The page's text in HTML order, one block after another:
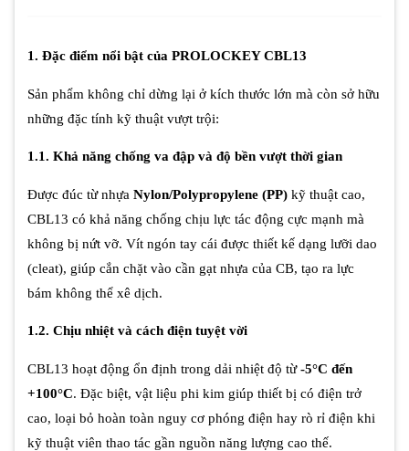
1. Đặc điểm nổi bật của PROLOCKEY CBL13
Sản phẩm không chỉ dừng lại ở kích thước lớn mà còn sở hữu
những đặc tính kỹ thuật vượt trội:
1.1. Khả năng chống va đập và độ bền vượt thời gian
Được đúc từ nhựa Nylon/Polypropylene (PP) kỹ thuật cao,
CBL13 có khả năng chống chịu lực tác động cực mạnh mà
không bị nứt vỡ. Vít ngón tay cái được thiết kế dạng lưỡi dao
(cleat), giúp cắn chặt vào cần gạt nhựa của CB, tạo ra lực
bám không thể xê dịch.
1.2. Chịu nhiệt và cách điện tuyệt vời
CBL13 hoạt động ổn định trong dải nhiệt độ từ-5°C đến
+100°C. Đặc biệt, vật liệu phi kim giúp thiết bị có điện trở
cao, loại bỏ hoàn toàn nguy cơ phóng điện hay rò rỉ điện khi
kỹ thuật viên thao tác gần nguồn năng lượng cao thế.